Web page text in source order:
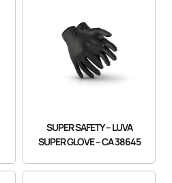
SUPER SAFETY – LUVA
SUPER GLOVE – CA 38645